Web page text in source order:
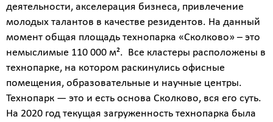
деятельности, акселерация бизнеса, привлечение
молодых талантов в качестве резидентов. На данный
момент общая площадь технопарка «Сколково» – это
немыслимые 110 000 м². Все кластеры расположены в
технопарке, на котором раскинулись офисные
помещения, образовательные и научные центры.
Технопарк — это и есть основа Сколково, вся его суть.
На 2020 год текущая загруженность технопарка была
Калькулятор
расчёта
стоимости
работ
Вид
работ
?